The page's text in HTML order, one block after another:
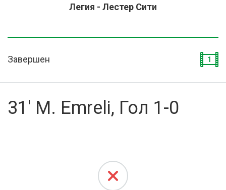
О сайте
Легия - Лестер Сити
Завершен 1
31' M. Emreli, Гол 1-0